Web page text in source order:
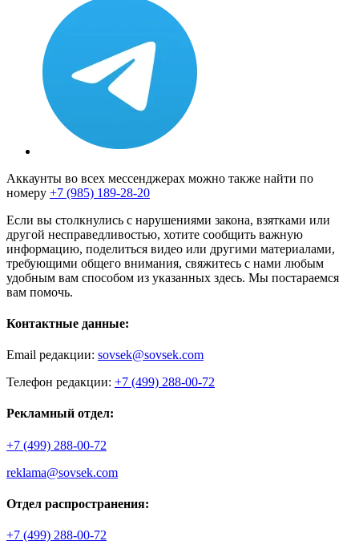
Аккаунты во всех мессенджерах можно также найти по
номеру +7 (985) 189-28-20
Если вы столкнулись с нарушениями закона, взятками или
другой несправедливостью, хотите сообщить важную
информацию, поделиться видео или другими материалами,
требующими общего внимания, свяжитесь с нами любым
удобным вам способом из указанных здесь. Мы постараемся
вам помочь.
Контактные данные:
Email редакции: sovsek@sovsek.com
Телефон редакции: +7 (499) 288-00-72
Рекламный отдел:
+7 (499) 288-00-72
reklama@sovsek.com
Отдел распространения:
+7 (499) 288-00-72